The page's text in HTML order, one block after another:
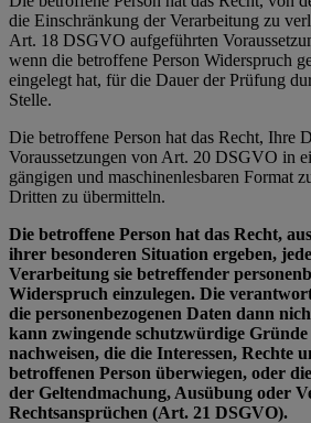
die Einschränkung der Verarbeitung zu
Art. 18 DSGVO aufgeführten
wenn die betroffene Person Widerspruch
eingelegt hat, für die Dauer der Prüfung
Stelle.
Die betroffene Person hat das Recht, Ihre
Voraussetzungen von Art. 20 DSGVO in
gängigen und maschinenlesbaren Format
Dritten zu übermitteln.
Die betroffene Person hat das Recht,
ihrer besonderen Situation ergeben,
Verarbeitung sie betreffender
Widerspruch einzulegen. Die
die personenbezogenen Daten dann
kann zwingende schutzwürdige
nachweisen, die die Interessen, Rechte
betroffenen Person überwiegen, oder
der Geltendmachung, Ausübung oder
Rechtsansprüchen (Art. 21 DSGVO).